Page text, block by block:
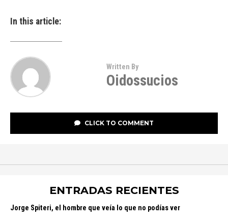
In this article:
Written By
Oidossucios
CLICK TO COMMENT
ENTRADAS RECIENTES
Jorge Spiteri, el hombre que veía lo que no podías ver